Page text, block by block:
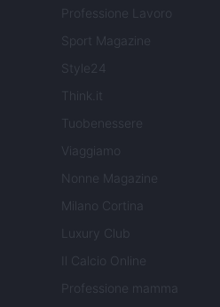
Professione Lavoro
Sport Magazine
Style24
Think.it
Tuobenessere
Viaggiamo
Nonne Magazine
Milano Cortina
Luxury Club
Il Calcio Online
Professione mamma